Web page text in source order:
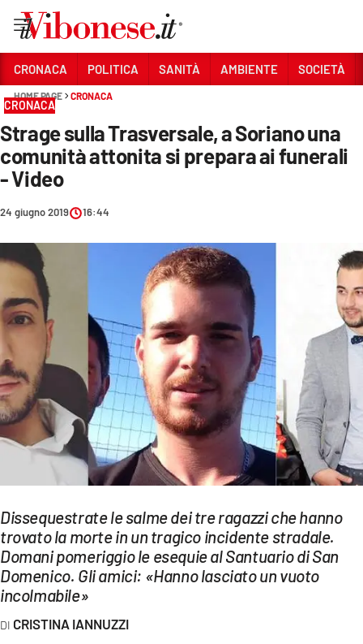
Sezioni
CRONACA
POLITICA
SOCIETÀ
CULTURA
ECONOMIA E LAVORO
EVENTI
SPORT
Streaming
LAC TV
LAC NETWORK
LAC ONAIR
LaC
CRONACA POLITICA SANITÀ AMBIENTE SOCIETÀ
HOME PAGE CRONACA
CRONACA
Strage sulla Trasversale, a Soriano una
comunità attonita si prepara ai funerali
- Video
24 giugno 2019 16:44
Dissequestrate le salme dei tre ragazzi che hanno
trovato la morte in un tragico incidente stradale.
Domani pomeriggio le esequie al Santuario di San
Domenico. Gli amici: «Hanno lasciato un vuoto
incolmabile»
CRISTINA IANNUZZI